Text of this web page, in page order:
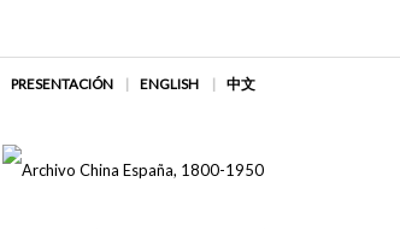
PRESENTACIÓN ENGLISH 中文